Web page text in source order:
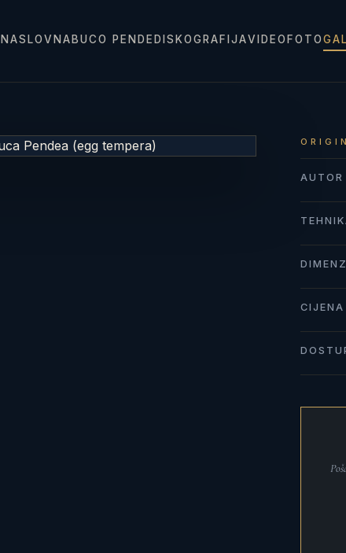
NASLOVNABUCO PENDEDISKOGRAFIJAVIDEOFOTO
AUTOR
CIJENA